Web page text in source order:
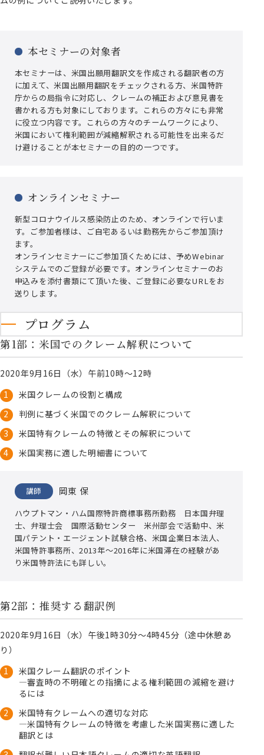
本セミナーの対象者
本セミナーは、米国出願用翻訳文を作成される翻訳者の方
に加えて、米国出願用翻訳をチェックされる方、米国特許
庁からの局指令に対応し、クレームの補正および意見書を
書かれる方も対象にしております。これらの方々にも非常
に役立つ内容です。これらの方々のチームワークにより、
米国において権利範囲が減縮解釈される可能性を出来るだ
け避けることが本セミナーの目的の一つです。
オンラインセミナー
新型コロナウイルス感染防止のため、オンラインで行いま
す。ご参加者様は、ご自宅あるいは勤務先からご参加頂け
ます。
オンラインセミナーにご参加頂くためには、予めWebinar
システムでのご登録が必要です。オンラインセミナーのお
申込みを添付書類にて頂いた後、ご登録に必要なURLをお
送りします。
プログラム
第1部：米国でのクレーム解釈について
2020年9月16日（水）午前10時～12時
米国クレームの役割と構成
判例に基づく米国でのクレーム解釈について
米国特有クレームの特徴とその解釈について
米国実務に適した明細書について
講師 岡東 保
ハウプトマン・ハム国際特許商標事務所勤務 日本国弁理
士、弁理士会 国際活動センター 米州部会で活動中、米
国パテント・エージェント試験合格、米国企業日本法人、
米国特許事務所、2013年～2016年に米国滞在の経験があ
り米国特許法にも詳しい。
第2部：推奨する翻訳例
2020年9月16日（水）午後1時30分～4時45分（途中休憩あ
り）
米国クレーム翻訳のポイント
―審査時の不明確との指摘による権利範囲の減縮を避け
るには
米国特有クレームへの適切な対応
―米国特有クレームの特徴を考慮した米国実務に適した
翻訳とは